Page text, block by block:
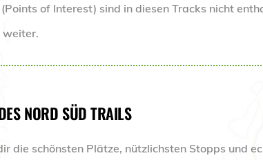
of Interest) sind in diesen Tracks nicht
weiter.
NORD SÜD TRAILS
die schönsten Plätze, nützlichsten Stopps und